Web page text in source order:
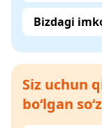
Bizdagi
Siz uchun
bo‘lgan